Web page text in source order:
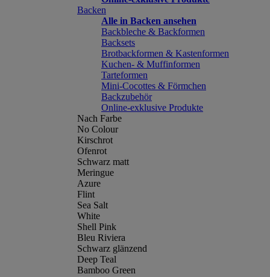
Backen
Alle in Backen ansehen
Backbleche & Backformen
Backsets
Brotbackformen & Kastenformen
Kuchen- & Muffinformen
Tarteformen
Mini-Cocottes & Förmchen
Backzubehör
Online-exklusive Produkte
Nach Farbe
No Colour
Kirschrot
Ofenrot
Schwarz matt
Meringue
Azure
Flint
Sea Salt
White
Shell Pink
Bleu Riviera
Schwarz glänzend
Deep Teal
Bamboo Green